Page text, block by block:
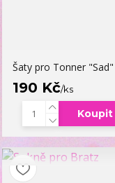
Šaty pro Tonner "Sad"
190 Kč/ks
Koupit